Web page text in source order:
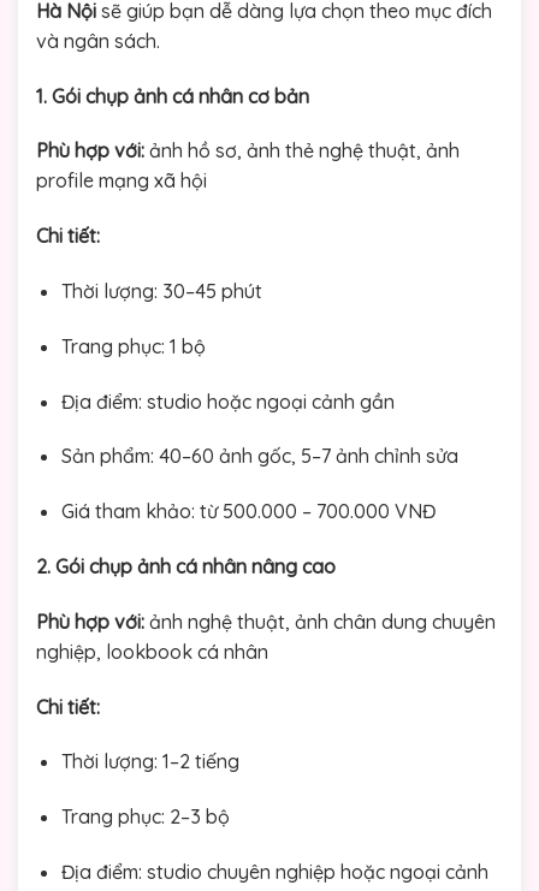
Hà Nội sẽ giúp bạn dễ dàng lựa chọn theo mục đích
và ngân sách.
1. Gói chụp ảnh cá nhân cơ bản
Phù hợp với: ảnh hồ sơ, ảnh thẻ nghệ thuật, ảnh
profile mạng xã hội
Chi tiết:
Thời lượng: 30–45 phút
Trang phục: 1 bộ
Địa điểm: studio hoặc ngoại cảnh gần
Sản phẩm: 40–60 ảnh gốc, 5–7 ảnh chỉnh sửa
Giá tham khảo: từ 500.000 – 700.000 VNĐ
2. Gói chụp ảnh cá nhân nâng cao
Phù hợp với: ảnh nghệ thuật, ảnh chân dung chuyên
nghiệp, lookbook cá nhân
Chi tiết:
Thời lượng: 1–2 tiếng
Trang phục: 2–3 bộ
Địa điểm: studio chuyên nghiệp hoặc ngoại cảnh